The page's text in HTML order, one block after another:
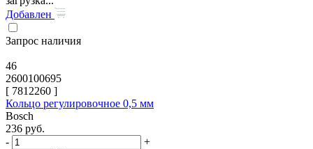
Добавлен
Запрос наличия
46
2600100695
[ 7812260 ]
Кольцо регулировочное 0,5 мм
Bosch
236 руб.
-
+